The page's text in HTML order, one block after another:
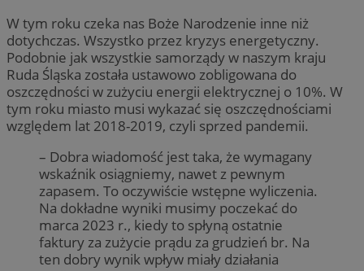
W tym roku czeka nas Boże Narodzenie inne niż
dotychczas. Wszystko przez kryzys energetyczny.
Podobnie jak wszystkie samorządy w naszym kraju
Ruda Śląska została ustawowo zobligowana do
oszczędności w zużyciu energii elektrycznej o 10%. W
tym roku miasto musi wykazać się oszczędnościami
względem lat 2018-2019, czyli sprzed pandemii.
– Dobra wiadomość jest taka, że wymagany
wskaźnik osiągniemy, nawet z pewnym
zapasem. To oczywiście wstępne wyliczenia.
Na dokładne wyniki musimy poczekać do
marca 2023 r., kiedy to spłyną ostatnie
faktury za zużycie prądu za grudzień br. Na
ten dobry wynik wpływ miały działania